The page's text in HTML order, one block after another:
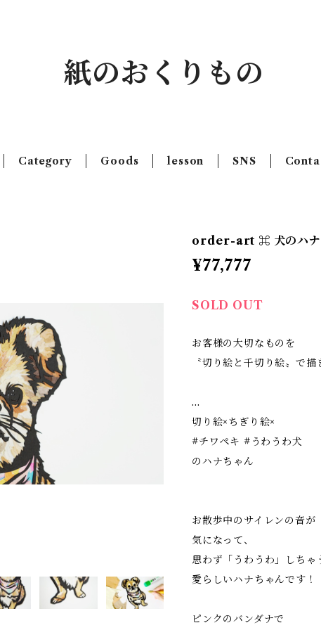
紙のおくりもの
Category Goods lesson SNS
order-art ⌘ 犬のハナ
¥77,777
SOLD OUT
お客様の大切なものを
〝切り絵と千切り絵〟で描
…
切り絵×ちぎり絵×
#チワペキ #うわうわ犬
のハナちゃん
お散歩中のサイレンの音が
気になって、
思わず「うわうわ」しちゃ
愛らしいハナちゃんです！
ピンクのバンダナで